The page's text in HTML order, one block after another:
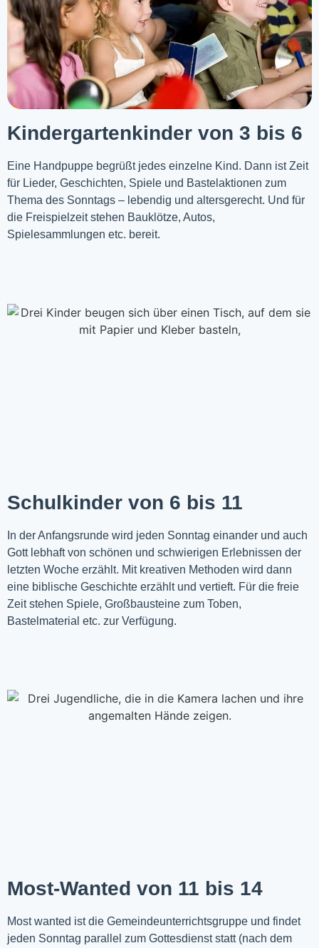
Kindergartenkinder von 3 bis 6
Eine Handpuppe begrüßt jedes einzelne Kind. Dann ist Zeit
für Lieder, Geschichten, Spiele und Bastelaktionen zum
Thema des Sonntags – lebendig und altersgerecht. Und für
die Freispielzeit stehen Bauklötze, Autos,
Spielesammlungen etc. bereit.
Schulkinder von 6 bis 11
In der Anfangsrunde wird jeden Sonntag einander und auch
Gott lebhaft von schönen und schwierigen Erlebnissen der
letzten Woche erzählt. Mit kreativen Methoden wird dann
eine biblische Geschichte erzählt und vertieft. Für die freie
Zeit stehen Spiele, Großbausteine zum Toben,
Bastelmaterial etc. zur Verfügung.
Most-Wanted von 11 bis 14
Most wanted ist die Gemeindeunterrichtsgruppe und findet
jeden Sonntag parallel zum Gottesdienst statt (nach dem